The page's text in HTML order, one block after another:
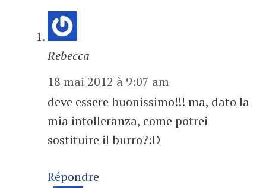
Rebecca
18 mai 2012 à 9:07 am
deve essere buonissimo!!! ma, dato la
mia intolleranza, come potrei
sostituire il burro?:D
Répondre